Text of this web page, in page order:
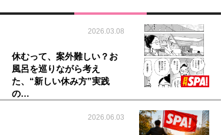
2026.03.08
休むって、案外難しい？お
風呂を巡りながら考え
た、“新しい休み方”実践
の…
2026.06.03